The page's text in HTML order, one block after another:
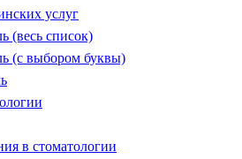
услуг
(весь список)
(с выбором буквы)
в стоматологии